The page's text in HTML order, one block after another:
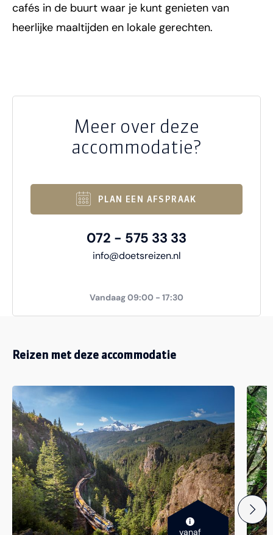
cafés in de buurt waar je kunt genieten van
heerlijke maaltijden en lokale gerechten.
Meer over deze
accommodatie?
PLAN EEN AFSPRAAK
072 - 575 33 33
info@doetsreizen.nl
Vandaag 09:00 - 17:30
Reizen met deze accommodatie
i
vanaf